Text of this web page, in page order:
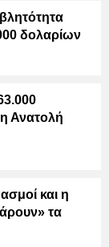
δολαρίων
Ανατολή
και η
τα